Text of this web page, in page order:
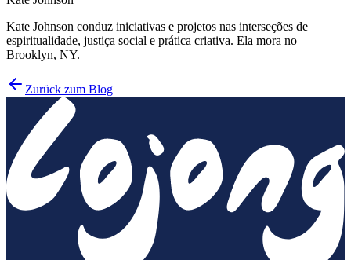
Kate Johnson conduz iniciativas e projetos nas interseções de
espiritualidade, justiça social e prática criativa. Ela mora no
Brooklyn, NY.
Zurück zum Blog